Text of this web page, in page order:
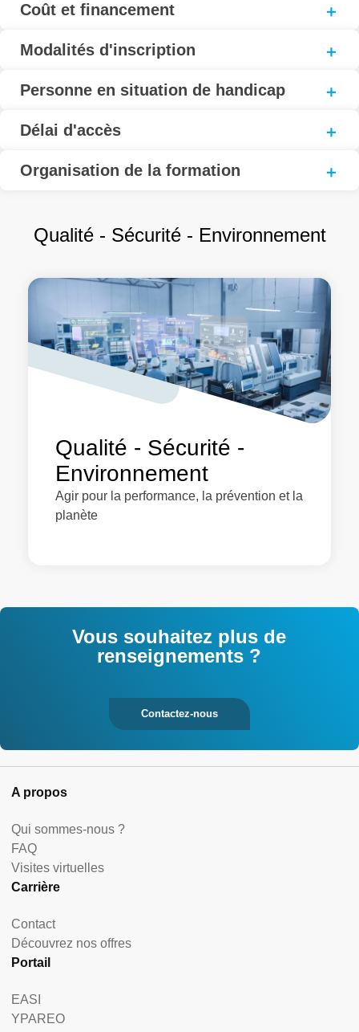
Coût et financement
Modalités d'inscription
Personne en situation de handicap
Délai d'accès
Organisation de la formation
Qualité - Sécurité - Environnement
Qualité - Sécurité -
Environnement
Agir pour la performance, la prévention et la
planète
Vous souhaitez plus de
renseignements ?
Contactez-nous
A propos
Qui sommes-nous ?
FAQ
Visites virtuelles
Carrière
Contact
Découvrez nos offres
Portail
EASI
YPAREO